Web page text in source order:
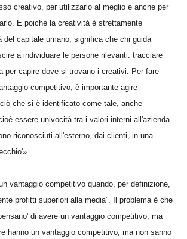
creativo, per utilizzarlo al meglio e anche per
E poiché la creatività è strettamente
del capitale umano, significa che chi guida
a individuare le persone rilevanti: tracciare
per capire dove si trovano i creativi. Per fare
competitivo, è importante agire
che si è identificato come tale, anche
essere univocità tra i valori interni all'azienda
riconosciuti all'esterno, dai clienti, in una
vantaggio competitivo quando, per definizione,
profitti superiori alla media”. Il problema è che
di avere un vantaggio competitivo, ma
hanno un vantaggio competitivo, ma non sanno